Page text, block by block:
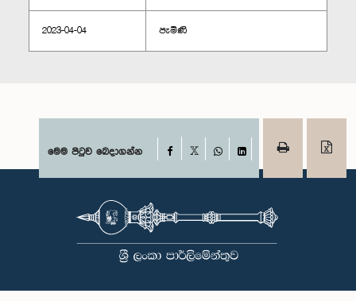
2023-04-04 පැමිණි
මෙම පිටුව බෙදාගන්න Facebook
WhatsAppLinkedIn